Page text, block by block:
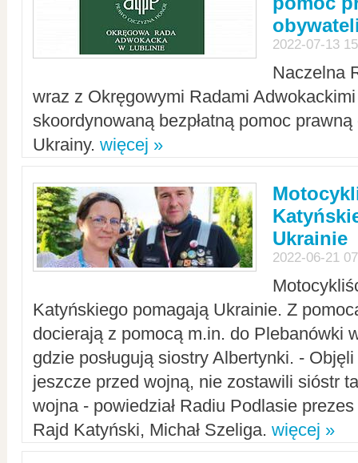
2022-07-13
Naczelna
wraz z Okręgowymi Radami Adwokackimi
skoordynowaną bezpłatną pomoc
Ukrainy. więcej »
Ukrainie
2022-06-21
Katyńskiego pomagają Ukrainie. Z
docierają z pomocą m.in. do Plebanówki
gdzie posługują siostry Albertynki. -
jeszcze przed wojną, nie zostawili sióstr
wojna - powiedział Radiu Podlasie
Rajd Katyński, Michał Szeliga. więcej »